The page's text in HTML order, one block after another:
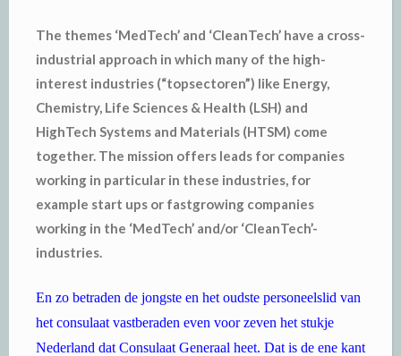
The themes ‘MedTech’ and ‘CleanTech’ have a cross-
industrial approach in which many of the high-
interest industries (“topsectoren”) like Energy,
Chemistry, Life Sciences & Health (LSH) and
HighTech Systems and Materials (HTSM) come
together. The mission offers leads for companies
working in particular in these industries, for
example start ups or fastgrowing companies
working in the ‘MedTech’ and/or ‘CleanTech’-
industries.
En zo betraden de jongste en het oudste personeelslid van
het consulaat vastberaden even voor zeven het stukje
Nederland dat Consulaat Generaal heet. Dat is de ene kant